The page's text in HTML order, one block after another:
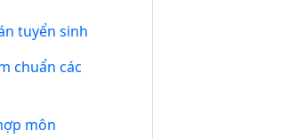
tuyển sinh
chuẩn các
môn